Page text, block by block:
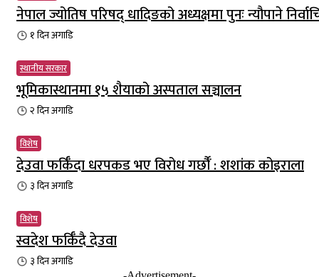
नेपाल ज्योतिष परिषद् धादिङको अध्यक्षमा पुनः न्यौपाने
१ दिनअगाडि
स्थानीय सरकार
भूमिकास्थानमा १५ शैयाको अस्पताल सञ्चालन
२ दिनअगाडि
विशेष
देउवा फर्किँदा धरपकड भए विरोध गर्छौँं : शशांक कोइराला
३ दिनअगाडि
विशेष
स्वदेश फर्किँदै देउवा
३ दिनअगाडि